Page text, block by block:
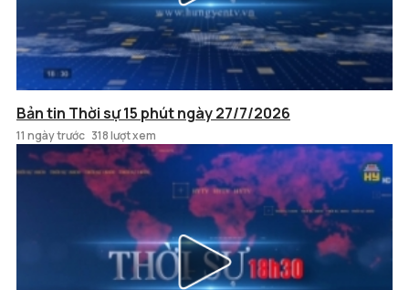
Bản tin Thời sự 15 phút ngày 27/7/2026
11 ngày trước 318 lượt xem